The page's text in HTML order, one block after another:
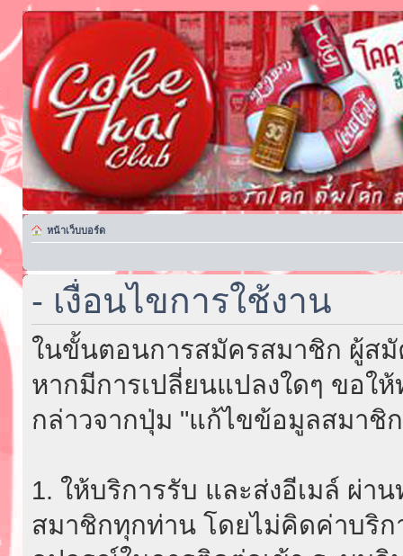
หน้าเว็บบอร์ด
- เงื่อนไขการใช้งาน
ในขั้นตอนการสมัครสมาชิก ผู้ส
หากมีการเปลี่ยนแปลงใดๆ ขอใ
กล่าวจากปุ่ม "แก้ไขข้อมูลสมาชิ
1. ให้บริการรับ และส่งอีเมล์ ผ่า
สมาชิกทุกท่าน โดยไม่คิดค่าบริก